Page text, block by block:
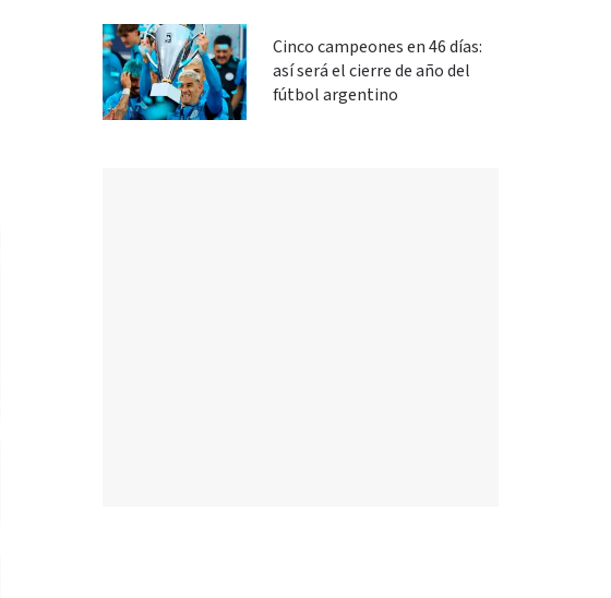
Cinco campeones en 46 días:
así será el cierre de año del
fútbol argentino